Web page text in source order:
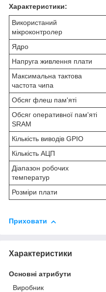
Характеристики:
Використаний
мікроконтролер
Ядро
Напруга живлення плати
Максимальна тактова
частота чипа
Обсяг флеш пам'яті
Обсяг оперативної пам'яті
SRAM
Кількість виводів GPIO
Кількість АЦП
Діапазон робочих
температур
Розміри плати
Приховати
Характеристики
Основні атрибути
Виробник